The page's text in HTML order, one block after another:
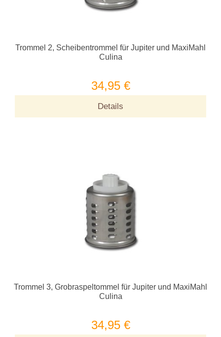
Trommel 2, Scheibentrommel für Jupiter und MaxiMahl
Culina
34,95 €
Details
Trommel 3, Grobraspeltommel für Jupiter und MaxiMahl
Culina
34,95 €